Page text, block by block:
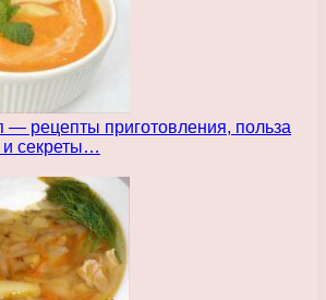
— рецепты приготовления, польза
и секреты…